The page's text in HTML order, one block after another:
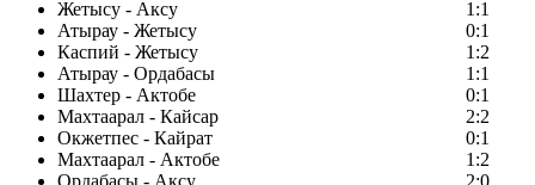
Жетысу - Аксу
1:1
Атырау - Жетысу
0:1
Каспий - Жетысу
1:2
Атырау - Ордабасы
1:1
Шахтер - Актобе
0:1
Махтаарал - Кайсар
2:2
Окжетпес - Кайрат
0:1
Махтаарал - Актобе
1:2